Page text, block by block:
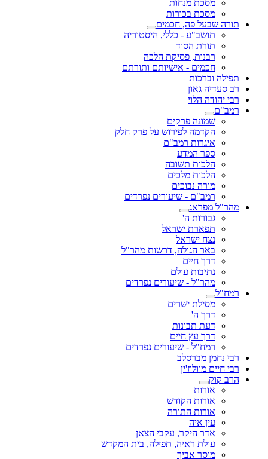
מסכת מנחות
מסכת בכורות
תורה שבעל פה, חכמים
תושב"ע - כללי, היסטוריה
תורת הסוד
רבנות, פסיקת הלכה
חכמים - אישיותם ותורתם
תפילה וברכות
רב סעדיה גאון
רבי יהודה הלוי
רמב"ם
שמונה פרקים
הקדמה לפירוש על פרק חלק
איגרות רמב"ם
ספר המדע
הלכות תשובה
הלכות מלכים
מורה נבוכים
רמב"ם - שיעורים נפרדים
מהר"ל מפראג
גבורות ה'
תפארת ישראל
נצח ישראל
באר הגולה, דרשות מהר"ל
דרך חיים
נתיבות עולם
מהר"ל - שיעורים נפרדים
רמח"ל
מסילת ישרים
דרך ה'
דעת תבונות
דרך עץ חיים
רמח"ל - שיעורים נפרדים
רבי נחמן מברסלב
רבי חיים מוולוז'ין
הרב קוק
אורות
אורות הקודש
אורות התורה
עין איה
אדר היקר, עקבי הצאן
עולת ראיה, תפילה, בית המקדש
מוסר אביך